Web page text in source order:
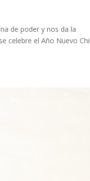
de poder y nos da la
celebre el Año Nuevo